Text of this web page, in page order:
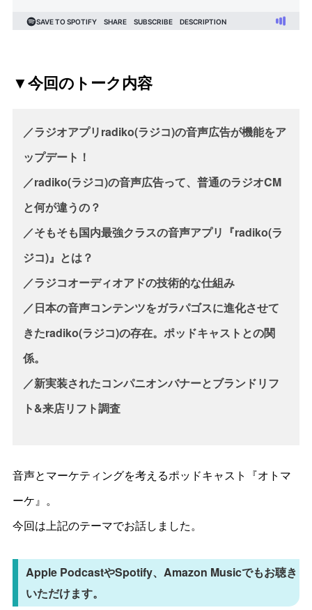
▼今回のトーク内容
／ラジオアプリradiko(ラジコ)の音声広告が機能をア
ップデート！
／radiko(ラジコ)の音声広告って、普通のラジオCM
と何が違うの？
／そもそも国内最強クラスの音声アプリ『radiko(ラ
ジコ)』とは？
／ラジコオーディオアドの技術的な仕組み
／日本の音声コンテンツをガラパゴスに進化させて
きたradiko(ラジコ)の存在。ポッドキャストとの関
係。
／新実装されたコンパニオンバナーとブランドリフ
ト&来店リフト調査
音声とマーケティングを考えるポッドキャスト『オトマ
ーケ』。
今回は上記のテーマでお話しました。
Apple PodcastやSpotify、Amazon Musicでもお聴き
いただけます。